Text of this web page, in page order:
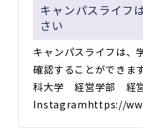
キャンパスライフ
さい
キャンパスライフは
確認することができま
科大学 経営学部 経
Instagramhttps://